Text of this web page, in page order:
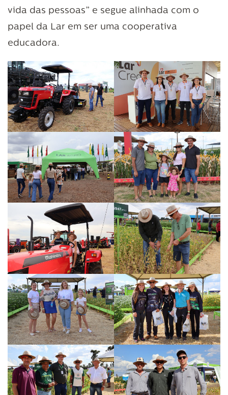
vida das pessoas” e segue alinhada com o
papel da Lar em ser uma cooperativa
educadora.